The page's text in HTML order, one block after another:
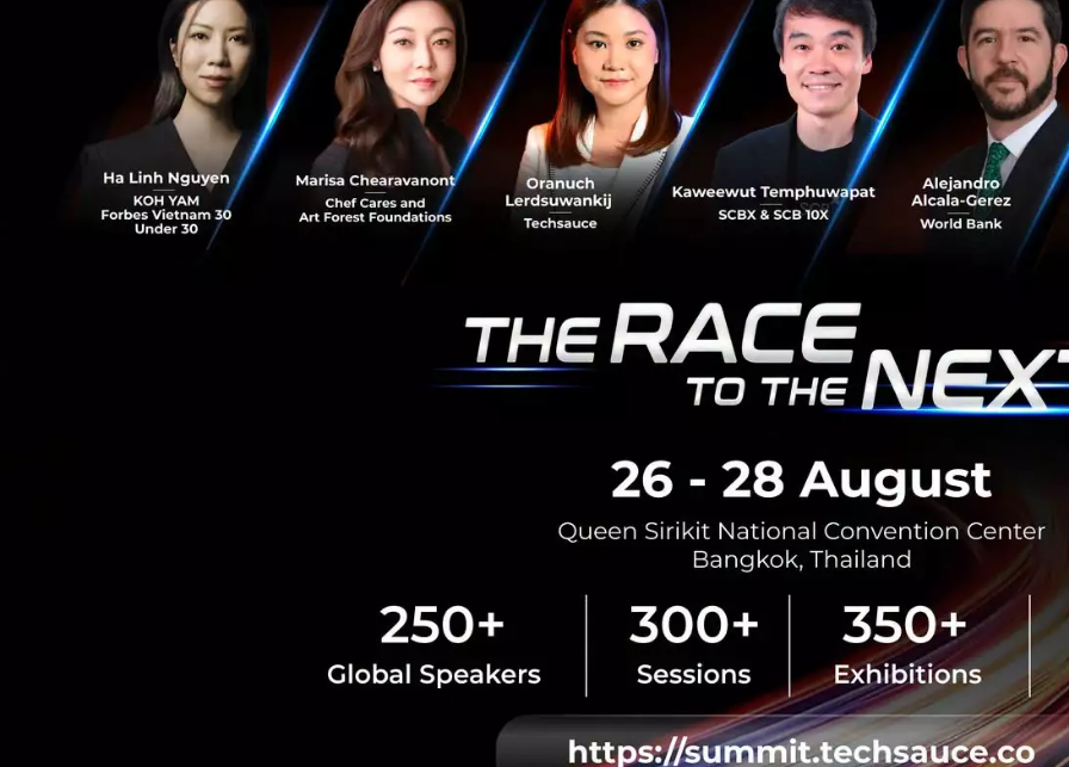
DHL Express ขยายบริการขนส่งด่วนระหว่างประเทศ
เจาะทำเลยุทธศาสตร์ จังหวัดภูเก็ต
ศูนย์บริการ DHL Express แห่งใหม่ ณ จังหวัดภูเก็ตให้บริการ
กลุ่มลูกค้าธุรกิจ ผู้ประกอบการเอสเอ็มอี ผู้ใช้บริการรายย่อย
รวมถึงนักท่องเที่ยวภายในจังหวัดภูเก็ต ครบครันด้วยอุปกรณ์
ทันสมัย...
Techsauce Team
PR News logistics e-commerce DHL Express
Kerry Siam Seaport ท่าเรือแห่งยุคดิจิทัล เปิดตัวแอ
ปติดตามสถานะนำเข้า-ส่งออก เรียลไทม์
อุตสาหกรรมการขนส่งจำต้องไม่หยุดพัฒนาระบบและการ
บริการเพื่อก้าวให้ทันโลก บริษัทเคอรี่ สยามซีพอร์ต จำกัด
ภายในกลุ่มบริษัท Kerry ...
กันยายน 19, 2019| ByTechsauce Team
Logistics Kerry Siam Seaport
Indonesian logistics tech startup Waresix
raises US$14.5 million in Series A funding
round led by EV Growth